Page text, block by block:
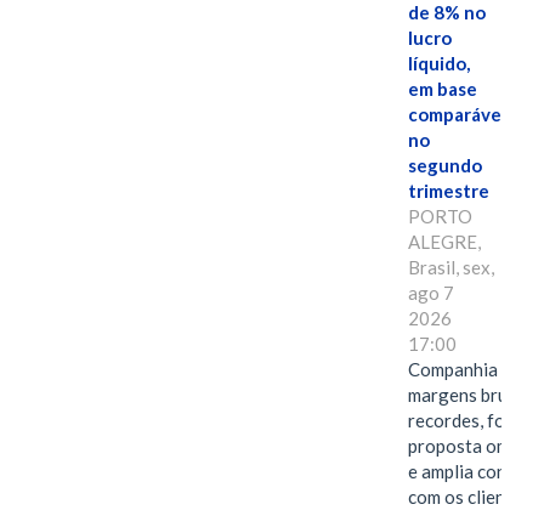
de 8% no
lucro
líquido,
em base
comparável,
no
segundo
trimestre
PORTO
ALEGRE,
Brasil, sex,
ago 7
2026
17:00
Companhia
margens brutas
recordes,
proposta
e amplia
com os clientes